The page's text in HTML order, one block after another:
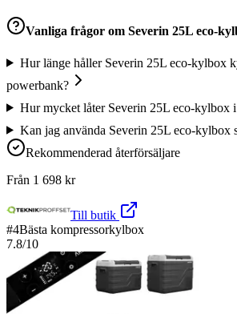
Vanliga frågor om Severin 25L eco-
Hur länge håller Severin 25L eco-kylbox
powerbank?
Hur mycket låter Severin 25L eco-kylbox
Kan jag använda Severin 25L eco-kylbox
Rekommenderad återförsäljare
Från 1 698 kr
Till butik
#4Bästa kompressorkylbox
7.8/10